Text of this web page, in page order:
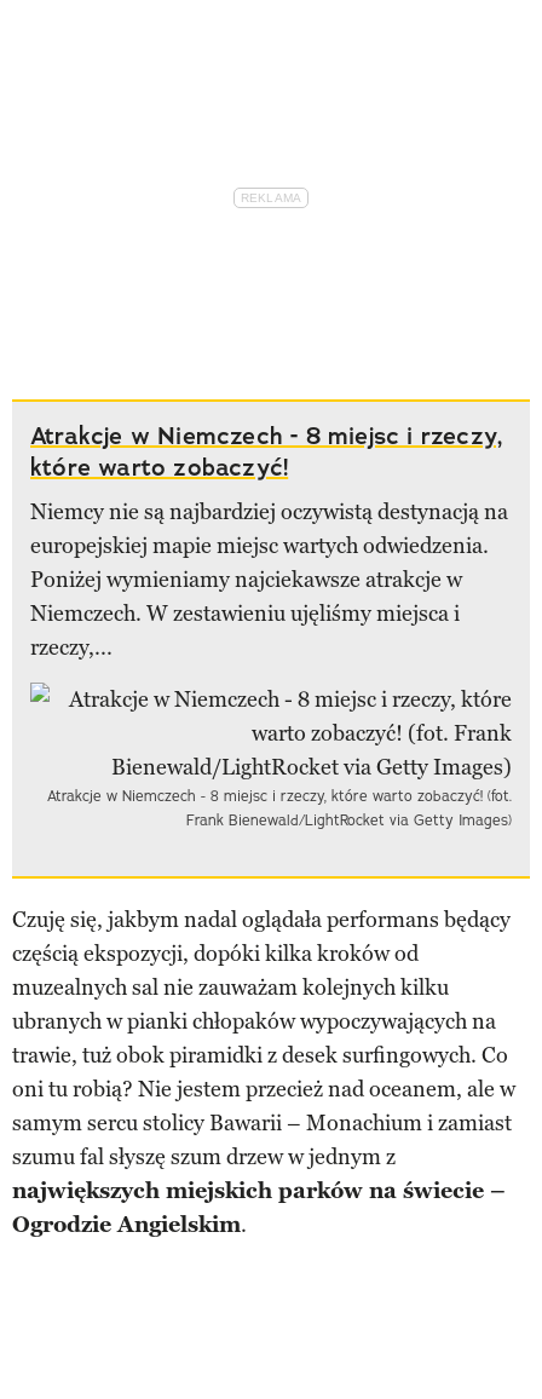
Atrakcje w Niemczech - 8 miejsc i rzeczy,
które warto zobaczyć!
Niemcy nie są najbardziej oczywistą destynacją na
europejskiej mapie miejsc wartych odwiedzenia.
Poniżej wymieniamy najciekawsze atrakcje w
Niemczech. W zestawieniu ujęliśmy miejsca i
rzeczy,...
Atrakcje w Niemczech - 8 miejsc i rzeczy, które warto zobaczyć! (fot.
Frank Bienewald/LightRocket via Getty Images)
Czuję się, jakbym nadal oglądała performans będący
częścią ekspozycji, dopóki kilka kroków od
muzealnych sal nie zauważam kolejnych kilku
ubranych w pianki chłopaków wypoczywających na
trawie, tuż obok piramidki z desek surfingowych. Co
oni tu robią? Nie jestem przecież nad oceanem, ale w
samym sercu stolicy Bawarii – Monachium i zamiast
szumu fal słyszę szum drzew w jednym z
największych miejskich parków na świecie –
Ogrodzie Angielskim.